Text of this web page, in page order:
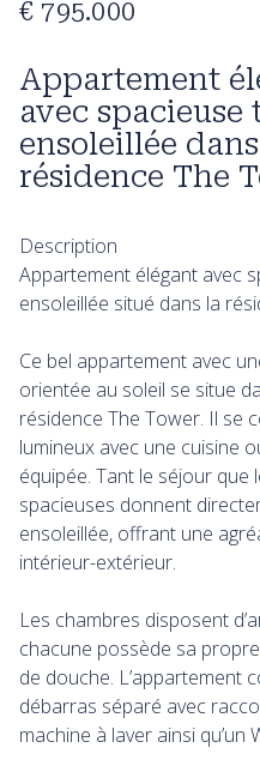
Appartement
avec spacieuse
ensoleillée
résidence The
€ 795.000
Description
Appartement élégant avec
ensoleillée situé dans la
Ce bel appartement avec
orientée au soleil se situe
résidence The Tower. Il se
lumineux avec une cuisine
équipée. Tant le séjour que
spacieuses donnent
ensoleillée, offrant une
intérieur-extérieur.
Les chambres disposent
chacune possède sa
de douche. L’appartement
débarras séparé avec
machine à laver ainsi qu’un